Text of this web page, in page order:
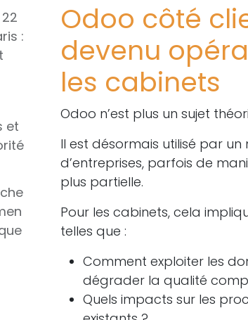
:
et
Odoo côté
devenu
les cabinets
Odoo n’est plus un sujet
Il est désormais utilisé par
d’entreprises, parfois de
plus partielle.
Pour les cabinets, cela
telles que :
Comment exploiter les
dégrader la qualité
Quels impacts sur les